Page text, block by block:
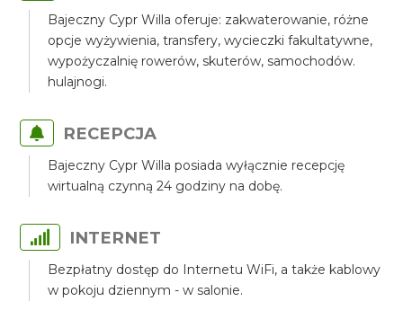
Bajeczny Cypr Willa oferuje: zakwaterowanie, różne
opcje wyżywienia, transfery, wycieczki fakultatywne,
wypożyczalnię rowerów, skuterów, samochodów.
hulajnogi.
RECEPCJA
Bajeczny Cypr Willa posiada wyłącznie recepcję
wirtualną czynną 24 godziny na dobę.
INTERNET
Bezpłatny dostęp do Internetu WiFi, a także kablowy
w pokoju dziennym - w salonie.